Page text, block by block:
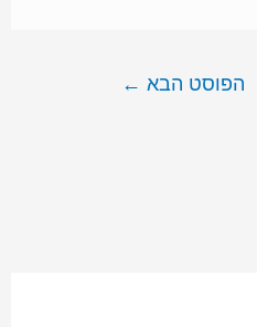
הפוסט הבא ←